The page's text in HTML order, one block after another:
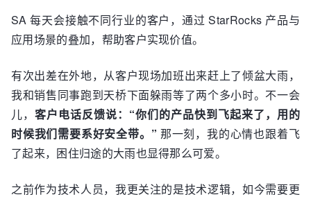
SA 每天会接触不同行业的客户，通过 StarRocks 产品与
应用场景的叠加，帮助客户实现价值。
有次出差在外地，从客户现场加班出来赶上了倾盆大雨，
我和销售同事跑到天桥下面躲雨等了两个多小时。不一会
儿， 客户电话反馈说：“你们的产品快到飞起来了，用的
时候我们需要系好安全带。” 那一刻，我的心情也跟着飞
了起来，困住归途的大雨也显得那么可爱。
之前作为技术人员，我更关注的是技术逻辑，如今需要更